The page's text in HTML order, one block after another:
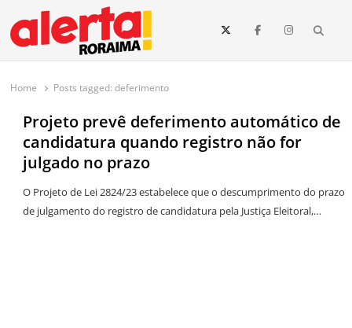
conteúdo
O maior portal de notícias de Roraima
O Alerta Roraima é seu portal de notícias completo sobre política,
e todo o estado de Roraima. Fique sempre informado com
Home Posts tagged:deferimento
Projeto prevê deferimento automático de
candidatura quando registro não for
julgado no prazo
O Projeto de Lei 2824/23 estabelece que o descumprimento do prazo
de julgamento do registro de candidatura pela Justiça Eleitoral,…